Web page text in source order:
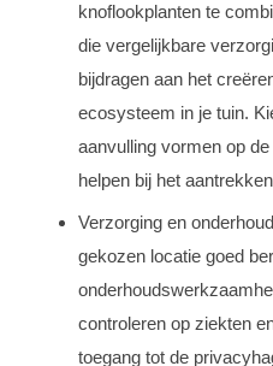
knoflookplanten te
die vergelijkbare
bijdragen aan het
ecosysteem in je tuin.
aanvulling vormen op
helpen bij het
Verzorging en
gekozen locatie goed
controleren op ziekten
toegang tot de